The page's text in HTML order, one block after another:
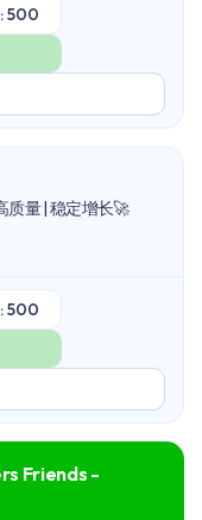
500
质量 | 稳定增长🚀
500
Friends -